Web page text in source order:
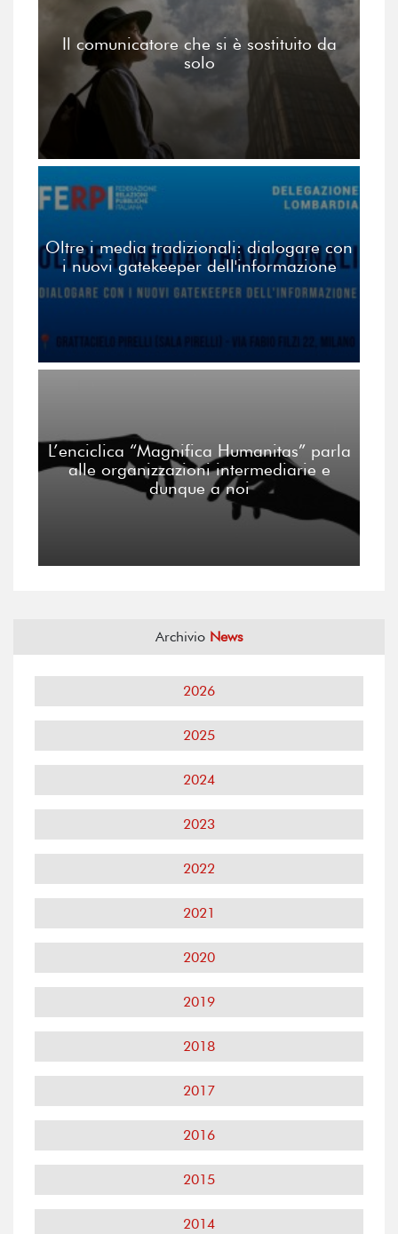
Il comunicatore che si è sostituito da
solo
Oltre i media tradizionali: dialogare con
i nuovi gatekeeper dell'informazione
L’enciclica “Magnifica Humanitas” parla
alle organizzazioni intermediarie e
dunque a noi
Archivio News
2026
2025
2024
2023
2022
2021
2020
2019
2018
2017
2016
2015
2014